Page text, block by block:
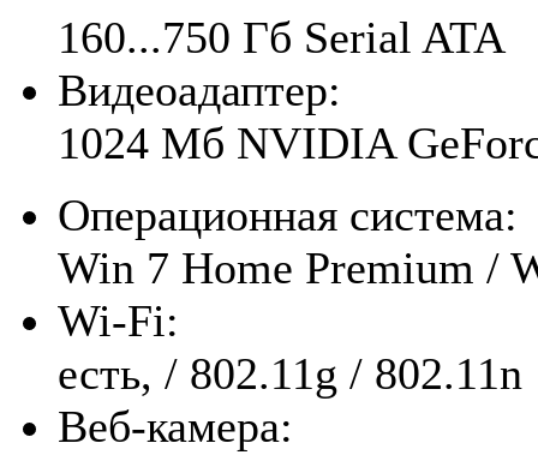
160...750 Гб Serial ATA
Видеоадаптер:
1024 Мб NVIDIA
Операционная система:
Win 7 Home Premium /
Wi-Fi:
есть, / 802.11g / 802.11n
Веб-камера: